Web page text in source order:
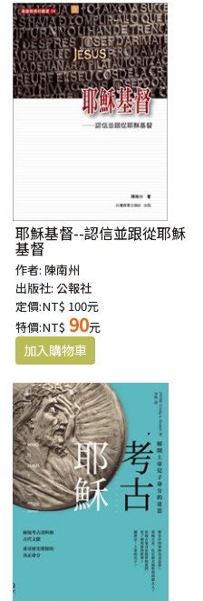
耶穌基督--認信並跟從耶穌
基督
作者: 陳南州
出版社:公報社
定價:NT$ 100元
特價:NT$ 90元